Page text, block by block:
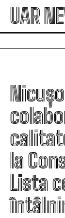
UAR
la
Lista